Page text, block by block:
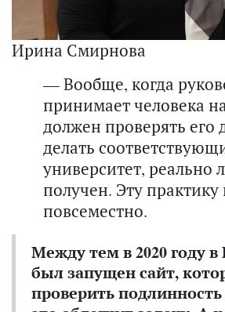
Ирина Смирнова
— Вообще, когда
принимает человека
должен проверять
делать
университет, реально
получен. Эту практику
повсеместно.
Между тем в 2020 году в
был запущен сайт,
проверить